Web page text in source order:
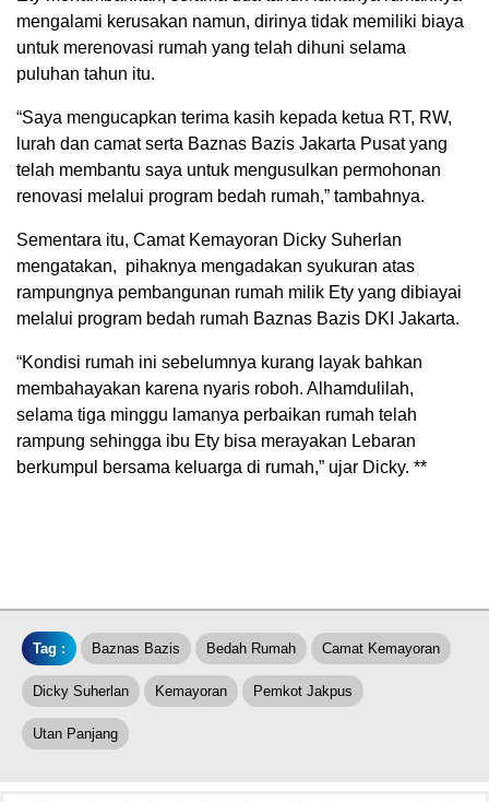
mengalami kerusakan namun, dirinya tidak memiliki biaya
untuk merenovasi rumah yang telah dihuni selama
puluhan tahun itu.
“Saya mengucapkan terima kasih kepada ketua RT, RW,
lurah dan camat serta Baznas Bazis Jakarta Pusat yang
telah membantu saya untuk mengusulkan permohonan
renovasi melalui program bedah rumah,” tambahnya.
Sementara itu, Camat Kemayoran Dicky Suherlan
mengatakan, pihaknya mengadakan syukuran atas
rampungnya pembangunan rumah milik Ety yang dibiayai
melalui program bedah rumah Baznas Bazis DKI Jakarta.
“Kondisi rumah ini sebelumnya kurang layak bahkan
membahayakan karena nyaris roboh. Alhamdulilah,
selama tiga minggu lamanya perbaikan rumah telah
rampung sehingga ibu Ety bisa merayakan Lebaran
berkumpul bersama keluarga di rumah,” ujar Dicky. **
Tag : Baznas Bazis Bedah Rumah Camat Kemayoran
Dicky Suherlan Kemayoran Pemkot Jakpus
Utan Panjang